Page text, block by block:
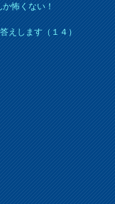
か怖くない！
えします（１４）